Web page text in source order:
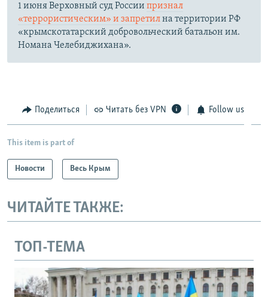
1 июня Верховный суд России признал
«террористическим» и запретилна территории РФ
«крымскотатарский добровольческий батальон им.
Номана Челебиджихана».
Поделиться Читать без VPN Follow us
This item is part of
Новости Весь Крым
ЧИТАЙТЕ ТАКЖЕ:
ТОП-ТЕМА